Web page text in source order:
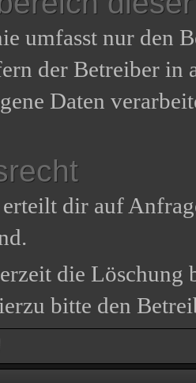
umfasst nur den
der Betreiber in
Daten
dir auf
die Löschung
bitte den